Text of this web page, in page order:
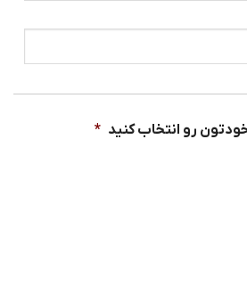
رو انتخاب کنید *